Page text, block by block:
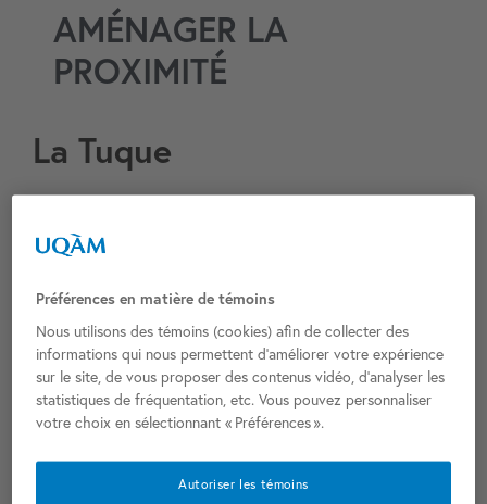
contenu
AMÉNAGER LA
PROXIMITÉ
La Tuque
MRC :Hors MRC
Année de réalisation (état actuel) :
2016
Concepteurs (état actuel) :Bilodeau Baril associés
Classement patrimonial :0
Concepteurs (immeuble d’origine) :
Préférences en matière de témoins
Nous utilisons des témoins (cookies) afin de collecter des
informations qui nous permettent d’améliorer votre expérience
sur le site, de vous proposer des contenus vidéo, d’analyser les
statistiques de fréquentation, etc. Vous pouvez personnaliser
votre choix en sélectionnant « Préférences ».
Autoriser les témoins